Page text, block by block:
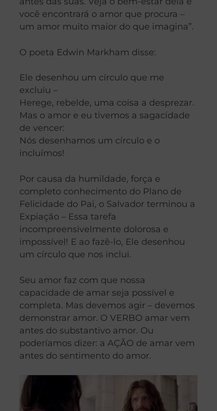
você encontrará o amor que procura –
um amor muito maior do que imagina”.
O poeta Edwin Markham disse:
Ele desenhou um círculo que me
excluiu –
Herege, rebelde, uma coisa a desprezar.
Mas o amor e eu tivemos a sagacidade
de vencer:
Nós desenhamos um círculo e o
incluímos!
Por causa da humildade, força e
completo conhecimento do Plano de
Felicidade do Pai, o Salvador terminou a
Expiação – Essa tarefa
incompreensivelmente dolorosa e
impossível! E ao fazê-lo, Ele desenhou
um círculo que nos inclui.
Seu amor faz com que nossa
capacidade de amar seja possível e
completa. Mas devemos agir – devemos
demonstrar amor. O VERBO amar vem
antes do substantivo amor. Ou
poderíamos dizer: a AÇÃO de amar vem
antes do sentimento do amor.